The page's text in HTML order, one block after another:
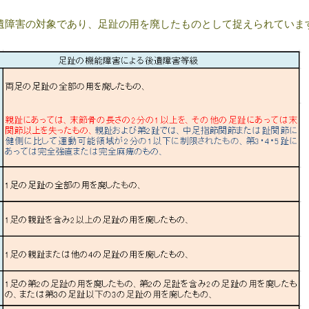
障害の対象であり、足趾の用を廃したものとして捉えられていま